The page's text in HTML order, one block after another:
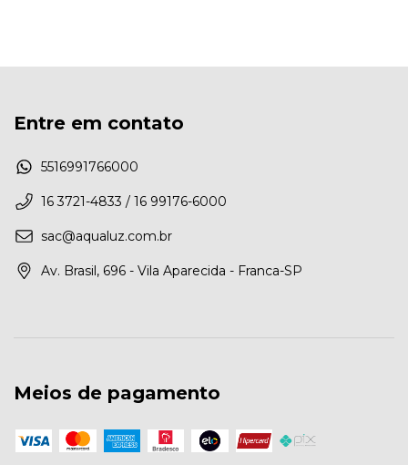
Entre em contato
5516991766000
16 3721-4833 / 16 99176-6000
sac@aqualuz.com.br
Av. Brasil, 696 - Vila Aparecida - Franca-SP
Meios de pagamento